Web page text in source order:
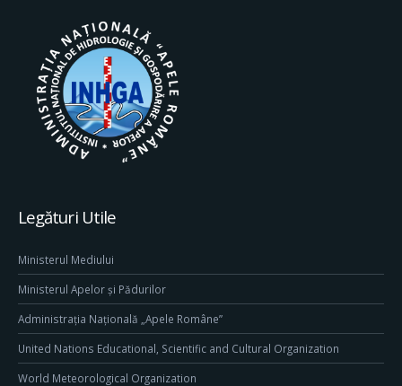
Legături Utile
Ministerul Mediului
Ministerul Apelor și Pădurilor
Administrația Națională „Apele Române”
United Nations Educational, Scientific and Cultural Organization
World Meteorological Organization